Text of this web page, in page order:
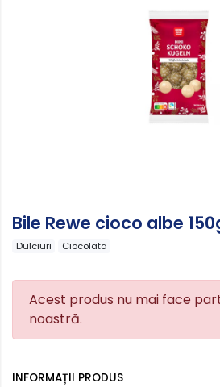
Bile Rewe cioco albe
Dulciuri Ciocolata
Acest produs nu mai face
noastră.
INFORMAȚII PRODUS